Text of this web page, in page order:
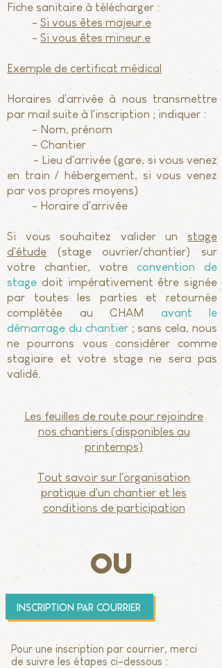
Fiche sanitaire à télécharger :
- Si vous êtes majeur.e
- Si vous êtes mineur.e
Exemple de certificat médical
Horaires d'arrivée à nous transmettre
par mail suite à l'inscription ; indiquer :
- Nom, prénom
- Chantier
- Lieu d'arrivée (gare, si vous venez
en train / hébergement, si vous venez
par vos propres moyens)
- Horaire d'arrivée
Si vous souhaitez valider un stage
d'étude (stage ouvrier/chantier) sur
votre chantier, votre convention de
stage doit impérativement être signée
par toutes les parties et retournée
complétée au CHAM avant le
démarrage du chantier; sans cela, nous
ne pourrons vous considérer comme
stagiaire et votre stage ne sera pas
validé.
Les feuilles de route pour rejoindre
nos chantiers (disponibles au
printemps)
Tout savoir sur l'organisation
pratique d'un chantier et les
conditions de participation
ou
Pour une inscription par courrier, merci
de suivre les étapes ci-dessous :
inscription par courrier